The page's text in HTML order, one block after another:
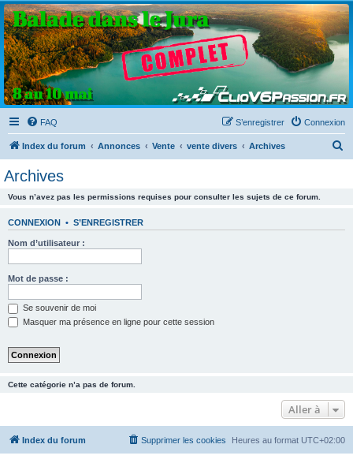
Clio V6 Passion
Le site français des passionnés de Clio V6
FAQ Connexion
S’enregistrer
Index du forum Annonces Vente vente divers Archives
Archives
Vous n’avez pas les permissions requises pour consulter les sujets de ce forum.
CONNEXION • S’ENREGISTRER
Nom d’utilisateur :
Mot de passe :
Se souvenir de moi
Masquer ma présence en ligne pour cette session
Cette catégorie n’a pas de forum.
Aller à
Index du forum Heures au format UTC+02:00
Supprimer les cookies